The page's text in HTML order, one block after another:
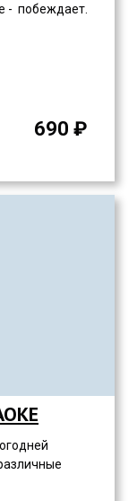
- побеждает.
690 ₽